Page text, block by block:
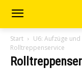
Start
U6: Aufzüge
Rolltreppenservice